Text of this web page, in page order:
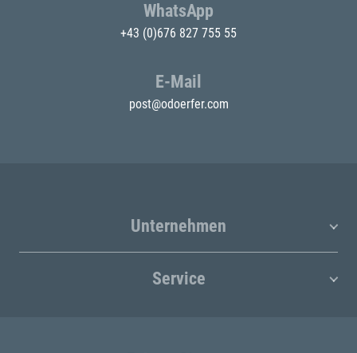
WhatsApp
+43 (0)676 827 755 55
E-Mail
post@odoerfer.com
Unternehmen
Service